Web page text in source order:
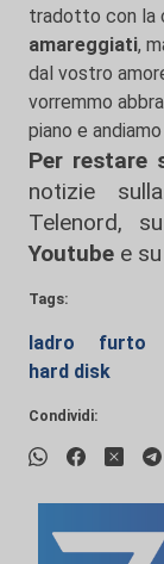
tradotto con la
amareggiati,
dal vostro
vorremmo
piano e
Per restare
notizie
Telenord, su
Youtube e su
Tags:
ladro furto
hard disk
Condividi: